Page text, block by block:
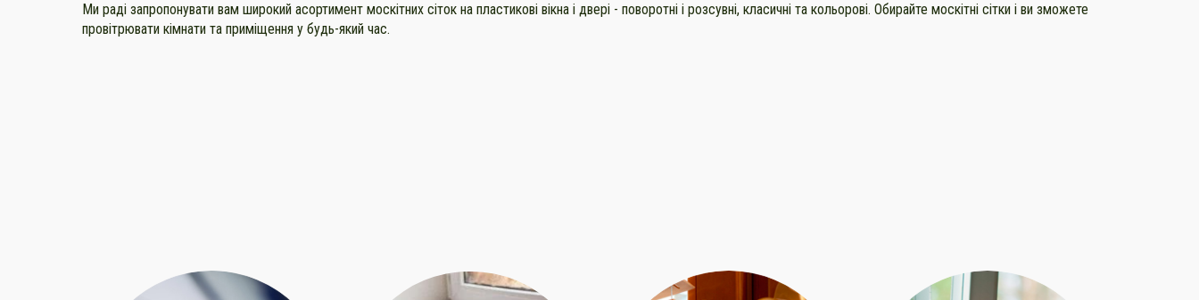
Ми раді запропонувати вам широкий асортимент москітних сіток на пластикові вікна і двері - поворотні і розсувні, класичні та кольорові. Обирайте москітні сітки і ви зможете
провітрювати кімнати та приміщення у будь-який час.